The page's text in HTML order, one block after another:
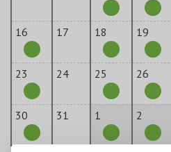
16 17 18 19
23 24 25 26
30 31 1 2